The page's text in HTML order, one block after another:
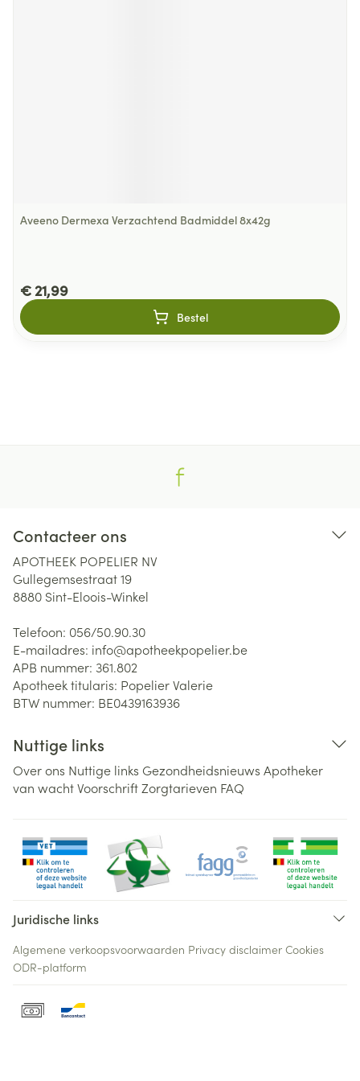
Aveeno Dermexa Verzachtend Badmiddel 8x42g
€ 21,99
Bestel
Contacteer ons
APOTHEEK POPELIER NV
Gullegemsestraat 19
8880 Sint-Eloois-Winkel
Telefoon: 056/50.90.30
E-mailadres: info@apotheekpopelier.be
APB nummer: 361.802
Apotheek titularis: Popelier Valerie
BTW nummer: BE0439163936
Nuttige links
Over ons Nuttige links Gezondheidsnieuws Apotheker
van wachtVoorschriftZorgtarieven FAQ
Juridische links
Algemene verkoopsvoorwaarden Privacy disclaimer Cookies
ODR-platform